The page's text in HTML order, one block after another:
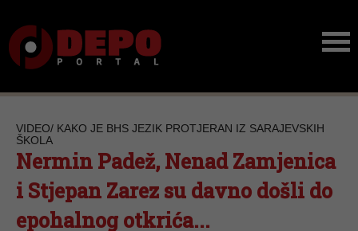
VIDEO/ KAKO JE BHS JEZIK PROTJERAN IZ SARAJEVSKIH
ŠKOLA
Nermin Padež, Nenad Zamjenica
i Stjepan Zarez su davno došli do
epohalnog otkrića...